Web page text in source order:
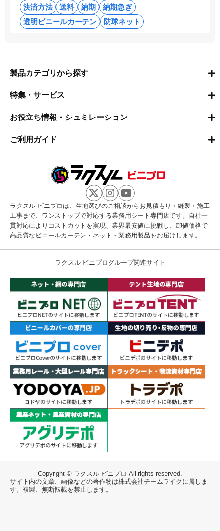
決済方法 送料 納期
納期急ぎ
透明ビニールカーテン
防球ネット
製品カテゴリから探す
特集・サービス
お役立ち情報・シュミレーション
ご利用ガイド
ラクスル ビニプロは、生地選びのご相談からお見積もり・縫製・施工
工事まで、ワンストップで対応する業務用シート専門店です。自社一
貫対応によりコストカットを実現、業界最安値に挑戦し、卸値価格で
高品質なビニールカーテン・ネット・業務用製品をお届けします。
ラクスル ビニプログループ関連サイト
Copyright © ラクスル ビニプロ All rights reserved.
サイト内の文章、画像などの著作物は株式会社チームライクに属しま
す。複製、無断転載を禁止します。